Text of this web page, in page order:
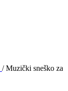
/ Muzički sneško za